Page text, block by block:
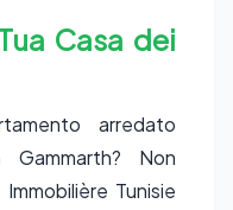
Casa dei
arredato
Non
Tunisie